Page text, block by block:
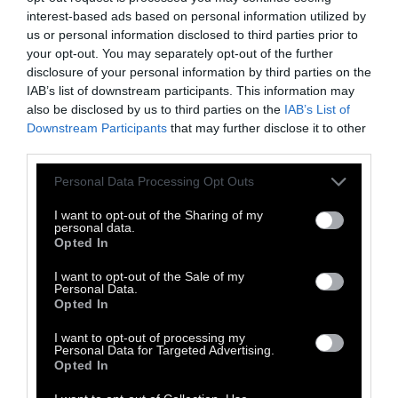
interest-based ads based on personal information utilized by
us or personal information disclosed to third parties prior to
your opt-out. You may separately opt-out of the further
disclosure of your personal information by third parties on the
IAB’s list of downstream participants. This information may
also be disclosed by us to third parties on the IAB’s List of
Downstream Participants that may further disclose it to other
Personal Data Processing Opt Outs
I want to opt-out of the Sharing of my
personal data.
Opted In
I want to opt-out of the Sale of my
Personal Data.
Opted In
I want to opt-out of processing my
Personal Data for Targeted Advertising.
Opted In
Μεσογείου, το οποίο προτάσσει ως μέτρο
θεσμικής θωράκισης των ακτώντον ορισμό
100 μέτρωναπό την υψηλότερη χειμερινή
ίσαλη γραμμή ζώνης στην οποία δεν
επιτρέπεται η δόμηση.
–Αφαίρεση κάθε δικαιώματος ένταξης σε
καθεστώς δημόσιων επιδοτήσεων και
αυθαιρετούνεις βάρος του φυσικού
περιβάλλοντος και καταπατούν παράκτια ή
παρόχθια οικοσυστήματα.
Ενίσχυση της ανεξαρτησίας του Σώματος
διαθέσιμων πόρων γιαπεριβαλλοντικές
επιθεωρήσεις